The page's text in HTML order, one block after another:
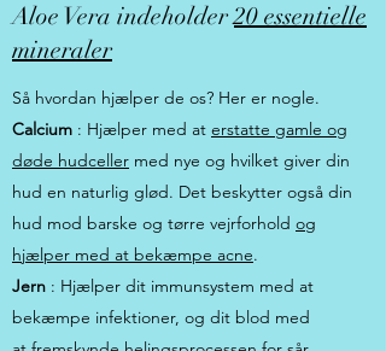
Aloe Vera indeholder20 essentielle
mineraler
Så hvordan hjælper de os? Her er nogle.
Calcium : Hjælper med at erstatte gamle og
døde hudceller med nye og hvilket giver din
hud en naturlig glød. Det beskytter også din
hud mod barske og tørre vejrforhold og
hjælper med at bekæmpe acne.
Jern : Hjælper dit immunsystem med at
bekæmpe infektioner, og dit blod med